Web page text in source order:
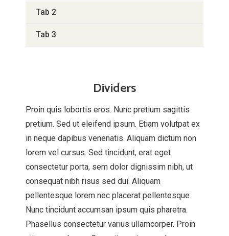
Tab 2
Tab 3
Dividers
Proin quis lobortis eros. Nunc pretium sagittis
pretium. Sed ut eleifend ipsum. Etiam volutpat ex
in neque dapibus venenatis. Aliquam dictum non
lorem vel cursus. Sed tincidunt, erat eget
consectetur porta, sem dolor dignissim nibh, ut
consequat nibh risus sed dui. Aliquam
pellentesque lorem nec placerat pellentesque.
Nunc tincidunt accumsan ipsum quis pharetra.
Phasellus consectetur varius ullamcorper. Proin